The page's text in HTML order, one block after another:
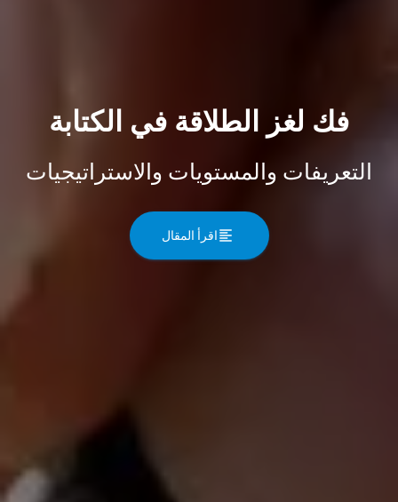
فك لغز الطلاقة في الكتابة
التعريفات والمستويات والاستراتيجيات
اقرأ المقال